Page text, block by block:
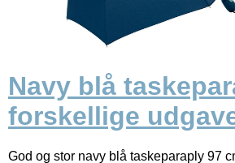
Navy blå
forskellige
God og stor navy blå taskeparaply 97